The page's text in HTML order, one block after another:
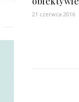
21 czerwca 2016